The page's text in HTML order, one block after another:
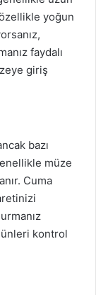
yoğun
faydalı
giriş
bazı
müze
Cuma
kontrol